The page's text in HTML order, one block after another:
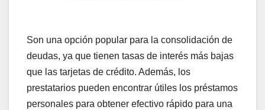
Son una opción popular para la consolidación de
deudas, ya que tienen tasas de interés más bajas
que las tarjetas de crédito. Además, los
prestatarios pueden encontrar útiles los préstamos
personales para obtener efectivo rápido para una